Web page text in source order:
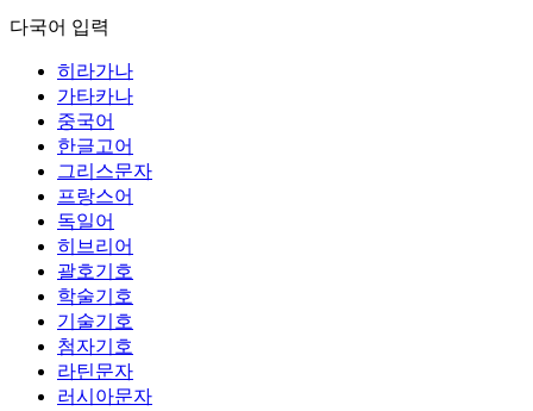
다국어 입력
히라가나
가타카나
중국어
한글고어
그리스문자
프랑스어
독일어
히브리어
괄호기호
학술기호
기술기호
첨자기호
라틴문자
러시아문자